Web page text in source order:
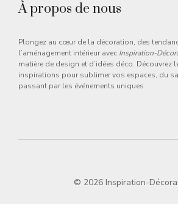
À propos de nous
Plongez au cœur de la décoration, des
l’aménagement intérieur avec Inspiration-
matière de design et d’idées déco. Découvrez
inspirations pour sublimer vos espaces, du
passant par les événements uniques.
© 2026 Inspiration-